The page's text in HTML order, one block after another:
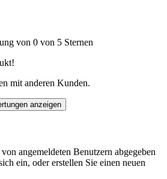
von 0 von 5 Sternen
mit anderen Kunden.
anzeigen
angemeldeten Benutzern abgegeben
ein, oder erstellen Sie einen neuen